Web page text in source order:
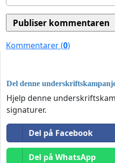
Kommentarer (0)
Del denne
Hjelp denne
signaturer.
Del på Facebook
Del på WhatsApp